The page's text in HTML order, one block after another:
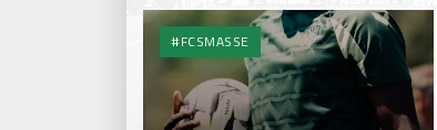
#FCSMASSE